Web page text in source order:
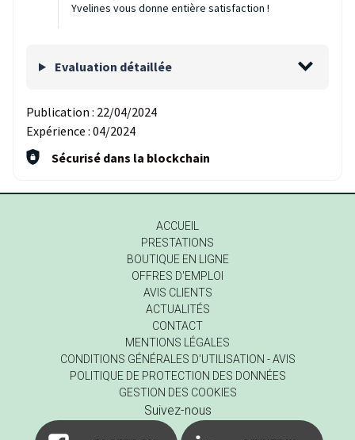
Yvelines vous donne entière satisfaction !
Evaluation détaillée
Publication : 22/04/2024
Expérience : 04/2024
Sécurisé dans la blockchain
ACCUEIL
PRESTATIONS
BOUTIQUE EN LIGNE
OFFRES D'EMPLOI
AVIS CLIENTS
ACTUALITÉS
CONTACT
MENTIONS LÉGALES
CONDITIONS GÉNÉRALES D'UTILISATION - AVIS
POLITIQUE DE PROTECTION DES DONNÉES
GESTION DES COOKIES
Suivez-nous